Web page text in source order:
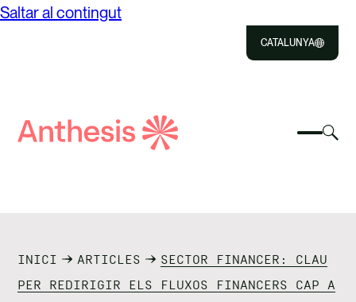
Saltar al contingut
CATALUNYA
mòbil
IMPACTE
Cerca
INICI ARTICLES
SECTOR FINANCER: CLAU
PER REDIRIGIR ELS FLUXOS FINANCERS CAP A